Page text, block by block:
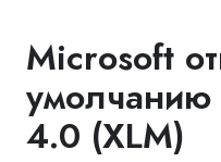
Microsoft
умолчанию
4.0 (XLM)